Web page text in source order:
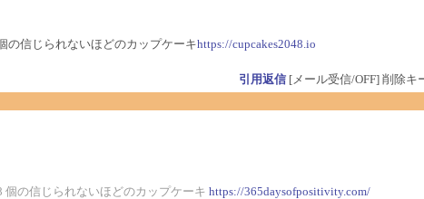
の信じられないほどのカップケーキhttps://cupcakes2048.io
引用返信[メール受信/OFF] 削除キ
の信じられないほどのカップケーキ https://365daysofpositivity.com/